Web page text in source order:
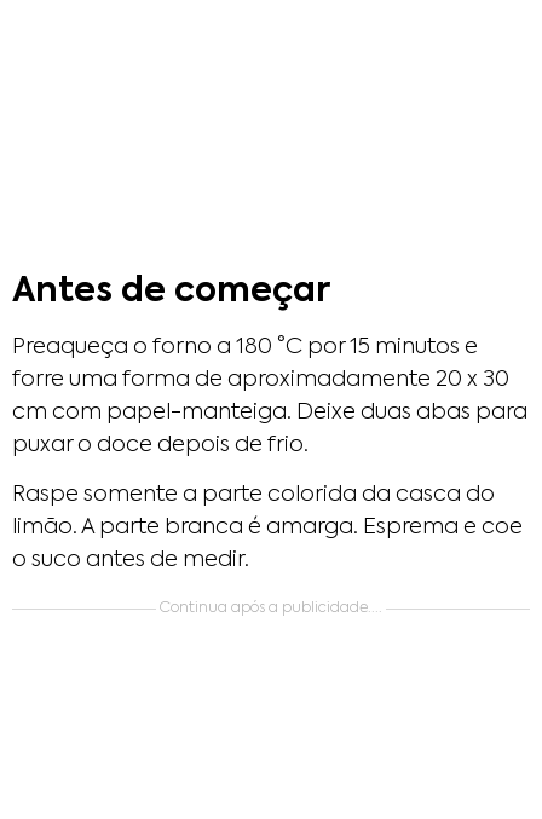
Antes de começar
Preaqueça o forno a 180 °C por 15 minutos e
forre uma forma de aproximadamente 20 x 30
cm com papel-manteiga. Deixe duas abas para
puxar o doce depois de frio.
Raspe somente a parte colorida da casca do
limão. A parte branca é amarga. Esprema e coe
o suco antes de medir.
Continua após a publicidade....